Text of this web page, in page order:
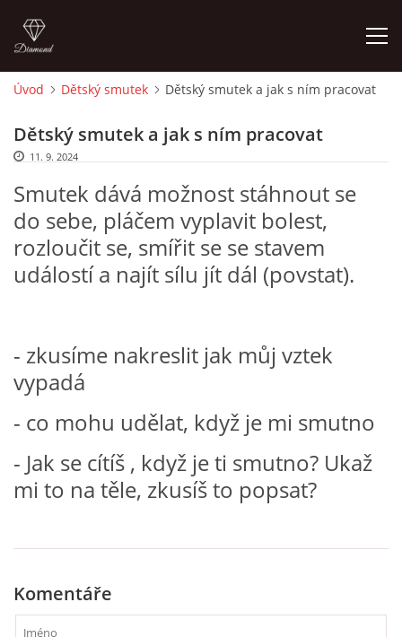
O MĚ
FOTOALBUM
DĚJINY VÝTVARNÉHO UMĚNÍ
ROČNÍ PLÁN - INSPIRACE /DLE NOVÉHO RVP PV 2025
VZDĚLÁVACÍ BLOK ŘÍJEN
VZDĚLÁVACÍ BLOK LISTOPAD
VZDĚLÁVACÍ BLOK PROSINEC
Úvod Dětský smutek Dětský smutek a jak s ním pracovat
Dětský smutek a jak s ním pracovat
11. 9. 2024
Smutek dává možnost stáhnout se
do sebe, pláčem vyplavit bolest,
rozloučit se, smířit se se stavem
událostí a najít sílu jít dál (povstat).
- zkusíme nakreslit jak můj vztek
vypadá
- co mohu udělat, když je mi smutno
- Jak se cítíš , když je ti smutno? Ukaž
mi to na těle, zkusíš to popsat?
Komentáře